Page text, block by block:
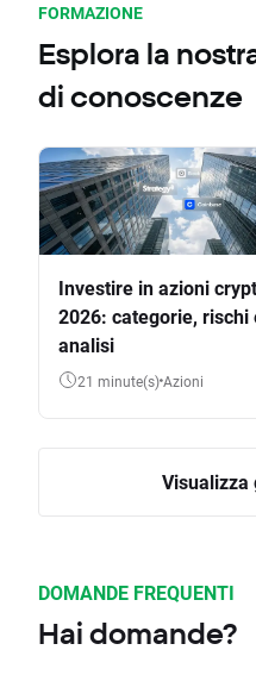
FORMAZIONE
Esplora la
di conoscenze
Investire in azioni
2026: categorie, rischi
analisi
21 minute(s) Azioni
Visualizza
DOMANDE FREQUENTI
Hai domande?